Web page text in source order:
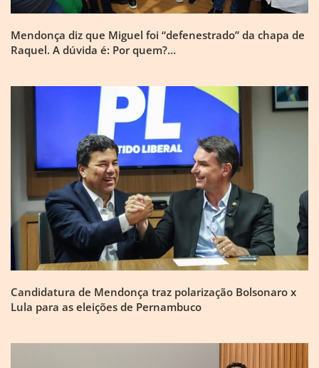
Mendonça diz que Miguel foi “defenestrado” da chapa de
Raquel. A dúvida é: Por quem?…
Candidatura de Mendonça traz polarização Bolsonaro x
Lula para as eleições de Pernambuco